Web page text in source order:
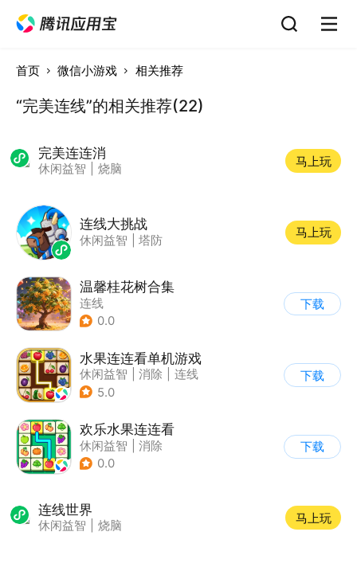
首页 微信小游戏 相关推荐
“完美连线”的相关推荐(22)
完美连连消
休闲益智 烧脑
马上玩
连线大挑战
休闲益智 塔防
马上玩
温馨桂花树合集
连线
0.0
下载
水果连连看单机游戏
休闲益智 消除
连线
5.0
下载
欢乐水果连连看
休闲益智
消除
0.0
下载
连线世界
休闲益智 烧脑
马上玩